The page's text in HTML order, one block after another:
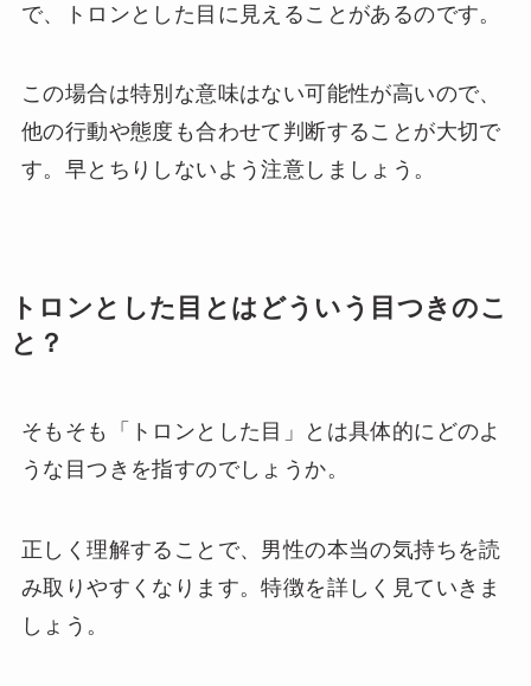
で、トロンとした目に見えることがあるのです。
この場合は特別な意味はない可能性が高いので、
他の行動や態度も合わせて判断することが大切で
す。早とちりしないよう注意しましょう。
トロンとした目とはどういう目つきのこ
と？
そもそも「トロンとした目」とは具体的にどのよ
うな目つきを指すのでしょうか。
正しく理解することで、男性の本当の気持ちを読
み取りやすくなります。特徴を詳しく見ていきま
しょう。